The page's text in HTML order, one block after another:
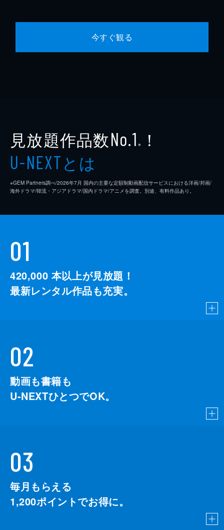
今すぐ観る
見放題作品数No.1 ※ ！
U-NEXTとは
※GEM Partners調べ/2026年7⽉ 国内の主要な定額制動画配信サービスにおける洋画/邦画/
海外ドラマ/韓流・アジアドラマ/国内ドラマ/アニメを調査。別途、有料作品あり。
01
420,000 本以上が見放題！
最新レンタル作品も充実。
02
動画も書籍も
U-NEXTひとつでOK。
03
毎月もらえる
1,200ポイントでお得に。